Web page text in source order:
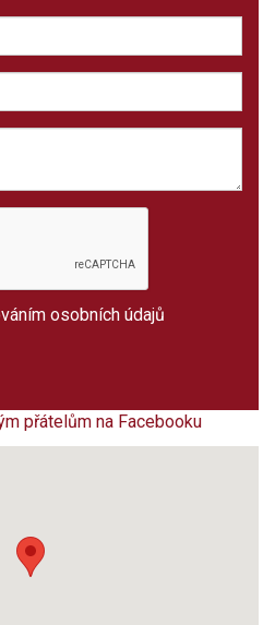
osobních údajů
přátelům na Facebooku